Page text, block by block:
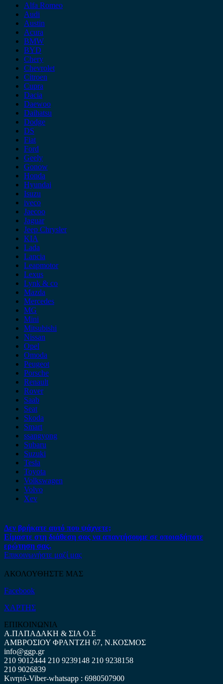
Alfa Romeo
Audi
Austin
Acura
BMW
BYD
Chery
Chevrolet
Citroen
Cupra
Dacia
Daewoo
Daihatsu
Dodge
DS
Fiat
Ford
Geely
Gonow
Honda
Hyundai
Isuzu
iveco
Jaecoo
Jaguar
Jeep Chrysler
KIA
Lada
Lancia
Leapmotor
Lexus
Lynk & co
Mazda
Mercedes
MG
Mini
Mitsubishi
Nissan
Opel
Omoda
Peugeot
Porsche
Renault
Rover
Saab
Seat
Skoda
Smart
ssangyong
Subaru
Suzuki
Tesla
Toyota
Volkswagen
Volvo
Xev
Δεν βρήκατε αυτό που ψάχνετε;
Είμαστε στη διάθεση σας να απαντήσουμε σε οποιαδήποτε
ερώτηση σας.
Επικοινωνήστε μαζί μας
ΑΚΟΛΟΥΘΗΣΤΕ ΜΑΣ
Facebook
ΧΑΡΤΗΣ
ΕΠΙΚΟΙΝΩΝΙΑ
Α.ΠΑΠΑΔΑΚΗ & ΣΙΑ Ο.Ε
ΑΜΒΡΟΣΙΟΥ ΦΡΑΝΤΖΗ 67, Ν.ΚΟΣΜΟΣ
info@ggp.gr
210 9012444 210 9239148 210 9238158
210 9026839
Κινητό-Viber-whatsapp : 6980507900